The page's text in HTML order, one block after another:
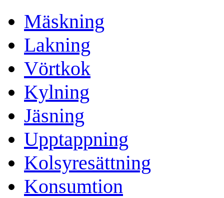
Mäskning
Lakning
Vörtkok
Kylning
Jäsning
Upptappning
Kolsyresättning
Konsumtion